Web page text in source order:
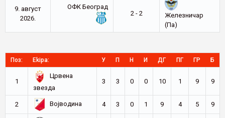
9. август
2026.
ОФК Београд
2 - 2
Железничар
(Па)
Поз: Ekipa: У П Н И ДГ ПГ ГР Б
1
Црвена
звезда
3 3 0 0 10 1 9 9
2 Војводина 4 3 0 1 9 4 5 9